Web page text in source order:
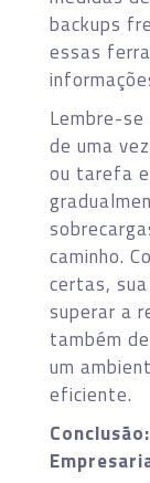
backups
essas
Lembre-
de uma
ou tarefa
caminho.
certas,
superar a
também
um
eficiente.